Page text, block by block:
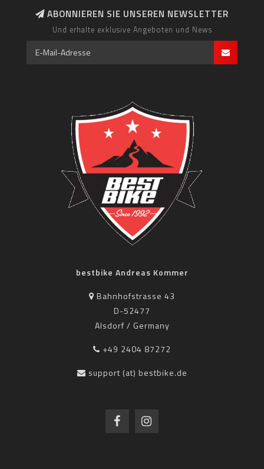
ABONNIEREN SIE UNSEREN NEWSLETTER
Und erhalte exklusive Angeboten und News
bestbike Andreas Kommer
Bahnhofstrasse 43
D-52477
Alsdorf / Germany
+49 2404 87272
support (at) bestbike.de